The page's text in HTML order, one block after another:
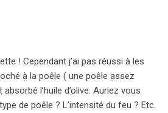
! Cependant j’ai pas réussi à les
à la poêle ( une poêle assez
l’huile d’olive. Auriez vous
de poêle ? L’intensité du feu ? Etc.